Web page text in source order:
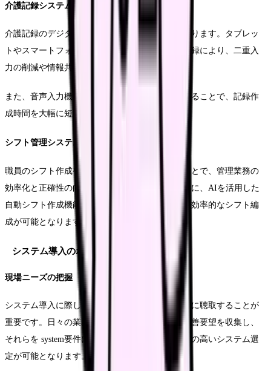
介護記録システムの導入
介護記録のデジタル化は、業務効率化の基盤となります。タブレッ
トやスマートフォンを活用したリアルタイムの記録により、二重入
力の削減や情報共有の迅速化が実現できます。
また、音声入力機能やテンプレート機能を活用することで、記録作
成時間を大幅に短縮することが可能です。
シフト管理システムの最適化
職員のシフト作成や勤怠管理をデジタル化することで、管理業務の
効率化と正確性の向上を図ることができます。特に、AIを活用した
自動シフト作成機能により、公平性を保ちながら効率的なシフト編
成が可能となります。
システム導入のポイント
現場ニーズの把握
システム導入に際しては、現場職員の意見を丁寧に聴取することが
重要です。日々の業務の中で感じている課題や改善要望を収集し、
それらを system要件に反映させることで、実効性の高いシステム選
定が可能となります。